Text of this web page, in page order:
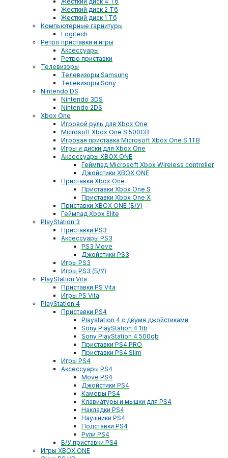
Жесткий диск 2 Тб
Жесткий диск 1 Тб
Компьютерные гарнитуры
Logitech
Ретро приставки и игры
Аксессуары
Ретро приставки
Телевизоры
Телевизоры Samsung
Телевизоры Sony
Nintendo DS
Nintendo 3DS
Nintendo 2DS
Xbox One
Игровой руль для Xbox One
Microsoft Xbox One S 500GB
Игровая приставка Microsoft Xbox One S 1TB
Игры и диски для Xbox One
Аксессуары XBOX ONE
Геймпад Microsoft Xbox Wireless controller
Джойстики XBOX ONE
Приставки Xbox One
Приставки Xbox One S
Приставки Xbox One X
Приставки XBOX ONE (Б/У)
Геймпад Xbox Elite
PlayStation 3
Приставки PS3
Аксессуары PS3
PS3 Move
Джойстики PS3
Игры PS3
Игры PS3 (Б/У)
PlayStation Vita
Приставки PS Vita
Игры PS Vita
PlayStation 4
Приставки PS4
Playstation 4 с двумя джойстиками
Sony PlayStation 4 1tb
Sony PlayStation 4 500gb
Приставки PS4 PRO
Приставки PS4 Slim
Игры PS4
Аксессуары PS4
Move PS4
Джойстики PS4
Камеры PS4
Клавиатуры и мышки для PS4
Накладки PS4
Наушники PS4
Подставки PS4
Рули PS4
Б/У приставки PS4
Игры XBOX ONE